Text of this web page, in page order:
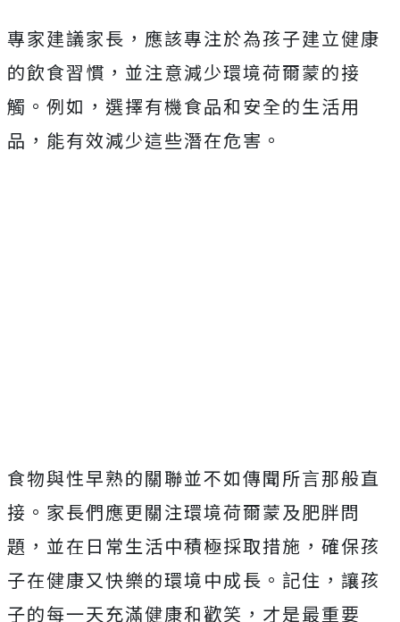
專家建議家長，應該專注於為孩子建立健康
的飲食習慣，並注意減少環境荷爾蒙的接
觸。例如，選擇有機食品和安全的生活用
品，能有效減少這些潛在危害。
食物與性早熟的關聯並不如傳聞所言那般直
接。家長們應更關注環境荷爾蒙及肥胖問
題，並在日常生活中積極採取措施，確保孩
子在健康又快樂的環境中成長。記住，讓孩
子的每一天充滿健康和歡笑，才是最重要